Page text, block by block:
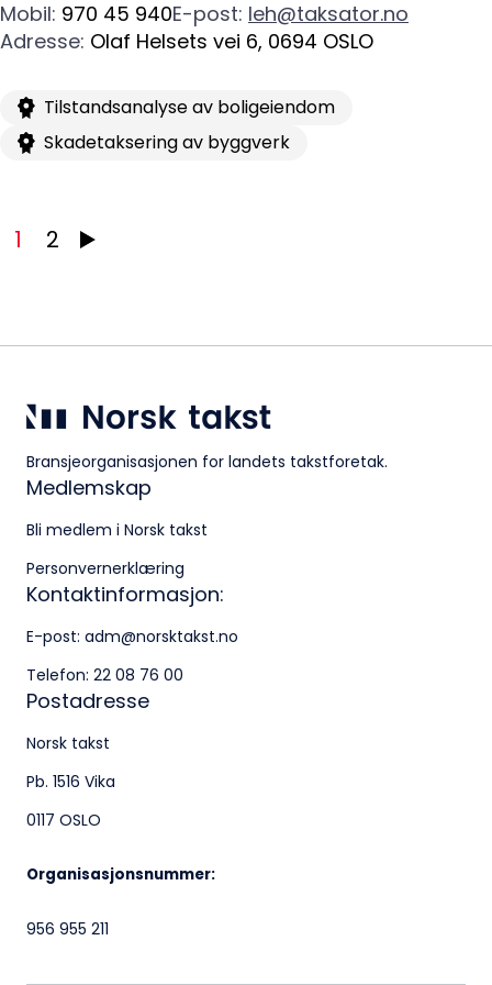
Kontakt oss
adm@norsktakst.no
Klingenberggt. 7A, 0161 Oslo
Pb. 1516 Vika, 0117 OSLO
956 955 211
Mobil: 970 45 940E-post: leh@taksator.no
Adresse: Olaf Helsets vei 6, 0694 OSLO
Tilstandsanalyse av boligeiendom
Skadetaksering av byggverk
1 2
Bransjeorganisasjonen for landets takstforetak.
Medlemskap
Bli medlem i Norsk takst
Personvernerklæring
Kontaktinformasjon:
E-post: adm@norsktakst.no
Telefon: 22 08 76 00
Postadresse
Norsk takst
Pb. 1516 Vika
0117 OSLO
Organisasjonsnummer:
956 955 211